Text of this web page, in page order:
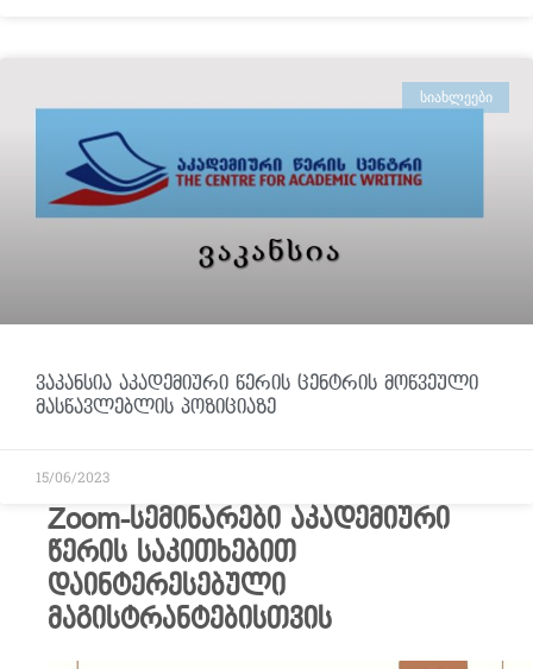
ᲡᲘᲐᲮᲚᲔᲔᲑᲘ
ვაკანსია აკადემიური წერის ცენტრის მოწვეული
მასწავლებლის პოზიციაზე
15/06/2023
Zoom-სემინარები აკადემიური
წერის საკითხებით
დაინტერესებული
მაგისტრანტებისთვის